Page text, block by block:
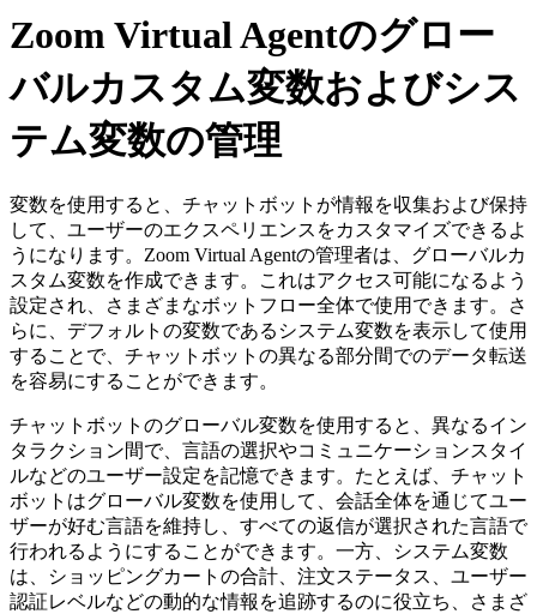
Zoom Virtual Agentのグロー
バルカスタム変数およびシス
テム変数の管理
変数を使用すると、チャットボットが情報を収集および保持
して、ユーザーのエクスペリエンスをカスタマイズできるよ
うになります。Zoom Virtual Agentの管理者は、グローバルカ
スタム変数を作成できます。これはアクセス可能になるよう
設定され、さまざまなボットフロー全体で使用できます。さ
らに、デフォルトの変数であるシステム変数を表示して使用
することで、チャットボットの異なる部分間でのデータ転送
を容易にすることができます。
チャットボットのグローバル変数を使用すると、異なるイン
タラクション間で、言語の選択やコミュニケーションスタイ
ルなどのユーザー設定を記憶できます。たとえば、チャット
ボットはグローバル変数を使用して、会話全体を通じてユー
ザーが好む言語を維持し、すべての返信が選択された言語で
行われるようにすることができます。一方、システム変数
は、ショッピングカートの合計、注文ステータス、ユーザー
認証レベルなどの動的な情報を追跡するのに役立ち、さまざ